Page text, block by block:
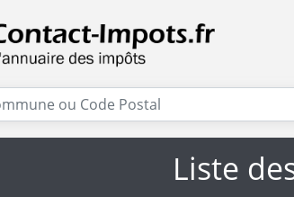
Liste